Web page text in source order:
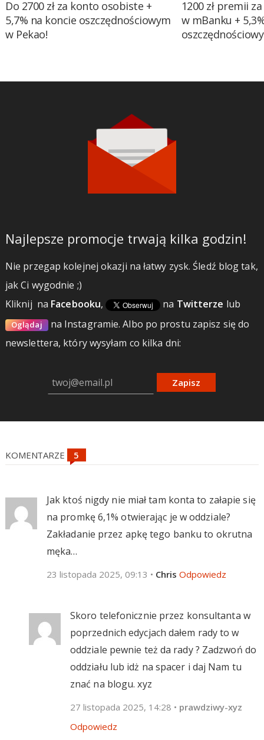
Do 2700 zł za konto osobiste +
5,7% na koncie oszczędnościowym
w Pekao!
1200 zł premii
w mBanku +
Najlepsze promocje trwają kilka godzin!
Nie przegap kolejnej okazji na łatwy zysk. Śledź blog tak,
jak Ci wygodnie ;)
Kliknij na Facebooku, na Twitterze lub
Oglądaj na Instagramie.Albo po prostu zapisz się do
newslettera, który wysyłam co kilka dni:
Zapisz
KOMENTARZE
Jak ktoś nigdy nie miał tam konta to załapie się
na promkę 6,1% otwierając je w oddziale?
Zakładanie przez apkę tego banku to okrutna
męka…
23 listopada 2025, 09:13 • Chris Odpowiedz
Skoro telefonicznie przez konsultanta w
poprzednich edycjach dałem rady to w
oddziale pewnie też da rady ? Zadzwoń do
oddziału lub idż na spacer i daj Nam tu
znać na blogu. xyz
27 listopada 2025, 14:28 • prawdziwy-xyz
Odpowiedz